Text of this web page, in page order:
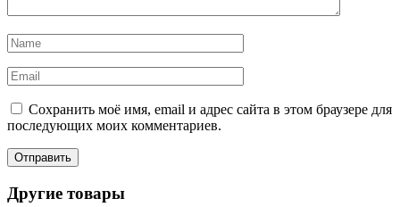
Сохранить моё имя, email и адрес сайта в этом браузере для
последующих моих комментариев.
Другие товары